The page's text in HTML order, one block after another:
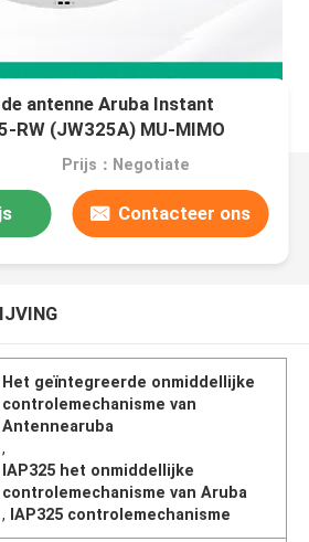
antenne Aruba Instant
RW (JW325A) MU-MIMO
Prijs：Negotiate
Contacteer ons
Het geïntegreerde onmiddellijke
controlemechanisme van
Antennearuba
,
IAP325 het onmiddellijke
controlemechanisme van Aruba
, IAP325 controlemechanisme